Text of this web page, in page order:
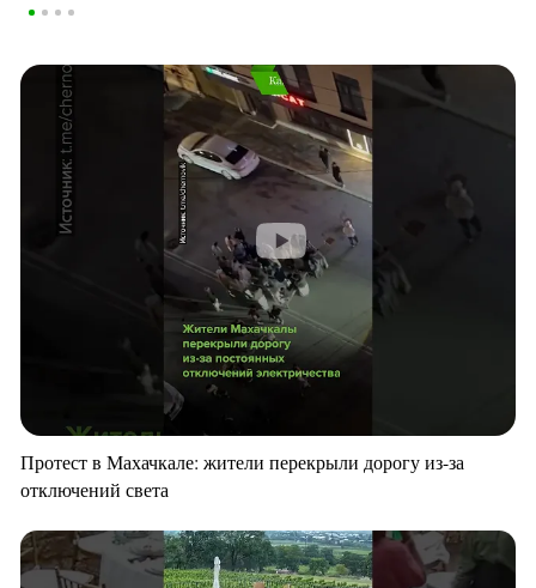
Протест в Махачкале: жители перекрыли дорогу из-за
отключений света